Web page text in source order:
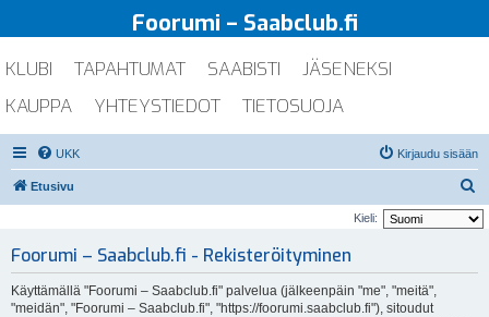
Foorumi – Saabclub.fi
KLUBI TAPAHTUMAT SAABISTI
JÄSENEKSI
KAUPPA
YHTEYSTIEDOT TIETOSUOJA
UKK Kirjaudu sisään
Etusivu
t
Kieli:
Foorumi – Saabclub.fi - Rekisteröityminen
Käyttämällä "Foorumi – Saabclub.fi" palvelua (jälkeenpäin "me", "meitä",
"meidän", "Foorumi – Saabclub.fi", "https://foorumi.saabclub.fi"), sitoudut